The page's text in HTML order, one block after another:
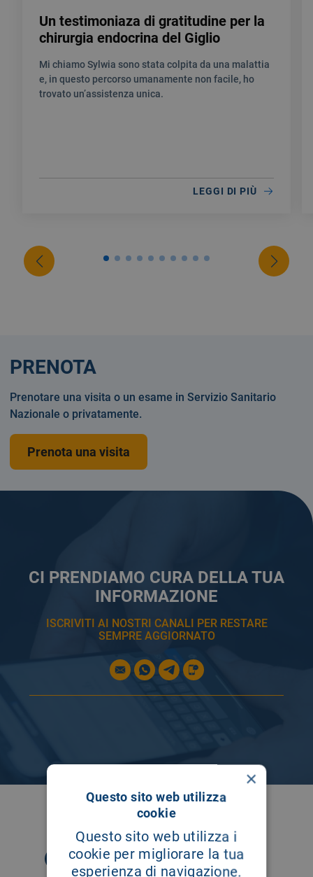
Un testimoniaza di gratitudine per la
chirurgia endocrina del Giglio
Mi chiamo Sylwia sono stata colpita da una malattia
e, in questo percorso umanamente non facile, ho
trovato un’assistenza unica.
LEGGI DI PIÙ
CI PRENDIAMO CURA DELLA TUA
INFORMAZIONE
ISCRIVITI AI NOSTRI CANALI PER RESTARE
SEMPRE AGGIORNATO
PRENOTA
Prenotare una visita o un esame in Servizio Sanitario
Nazionale o privatamente.
Prenota una visita
SEGUICI SU
×
Questo sito web utilizza
cookie
Questo sito web utilizza i
cookie per migliorare la tua
esperienza di navigazione.